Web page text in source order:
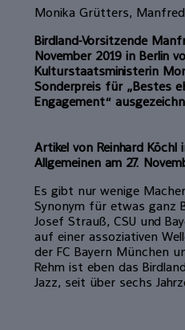
Monika Grütters, Manfred
Birdland-Vorsitzende
November 2019 in Berlin
Kulturstaatsministerin
Sonderpreis für „Bestes
Engagement“
Artikel von Reinhard
Allgemeinen am 27.
Es gibt nur wenige
Synonym für etwas ganz
Josef Strauß, CSU und
auf einer assoziativen
der FC Bayern München
Rehm ist eben das
Jazz, seit über sechs